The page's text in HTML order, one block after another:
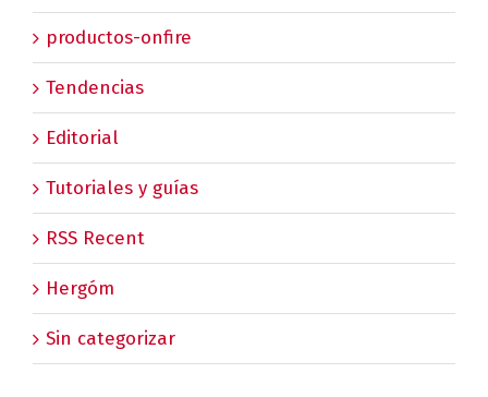
productos-onfire
Tendencias
Editorial
Tutoriales y guías
RSS Recent
Hergóm
Sin categorizar